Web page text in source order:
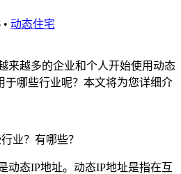
• 动态住宅
来越多的企业和个人开始使用动态
于哪些行业呢？本文将为您详细介
动态IP地址。动态IP地址是指在互